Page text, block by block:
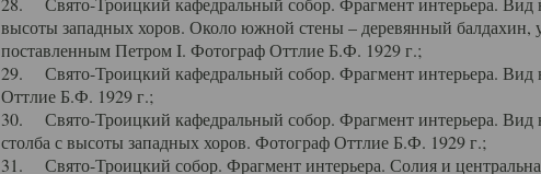
высоты западных хоров. Около южной стены – деревянный балдахин,
поставленным Петром I. Фотограф Оттлие Б.Ф. 1929 г.;
29. Свято-Троицкий кафедральный собор. Фрагмент интерьера. Вид
Оттлие Б.Ф. 1929 г.;
30. Свято-Троицкий кафедральный собор. Фрагмент интерьера.
столба с высоты западных хоров. Фотограф Оттлие Б.Ф. 1929 г.;
31. Свято-Троицкий собор. Фрагмент интерьера. Солия и